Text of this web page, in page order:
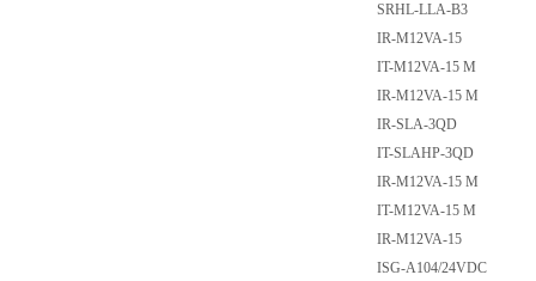
SRHL-LLA-B3
IR-M12VA-15
IT-M12VA-15 M
IR-M12VA-15 M
IR-SLA-3QD
IT-SLAHP-3QD
IR-M12VA-15 M
IT-M12VA-15 M
IR-M12VA-15
ISG-A104/24VDC